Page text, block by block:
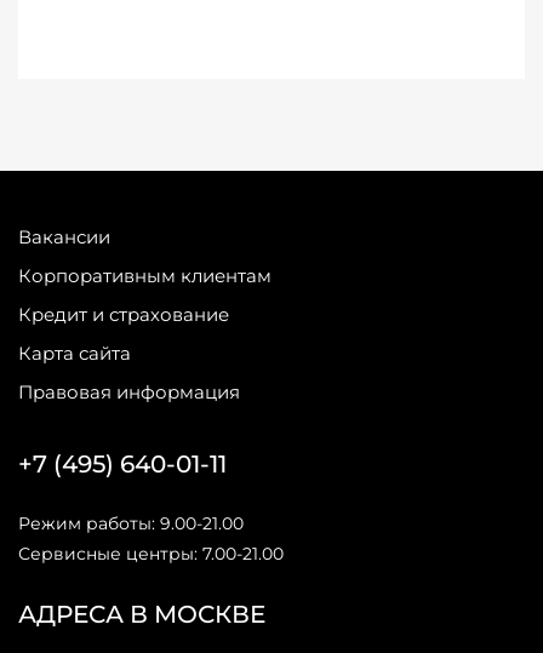
Вакансии
Корпоративным клиентам
Кредит и страхование
Карта сайта
Правовая информация
АДРЕСА В МОСКВЕ
+7 (495) 640-01-11
Режим работы: 9.00-21.00
Сервисные центры: 7.00-21.00